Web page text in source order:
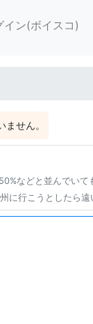
イン(ボイスコ)
せん。
などと並んでいて
に行こうとしたら遠